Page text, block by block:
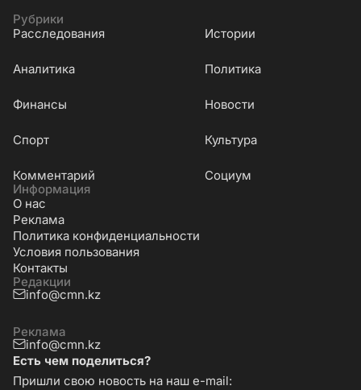
Рубрики
Расследования
Истории
Аналитика Политика
Финансы Новости
Cпорт Культура
Комментарий
Социум
Информация
О нас
Реклама
Политика конфиденциальности
Условия пользования
Контакты
Редакции
info@cmn.kz
Реклама
info@cmn.kz
Есть чем поделиться?
Пришли свою новость на наш e-mail: